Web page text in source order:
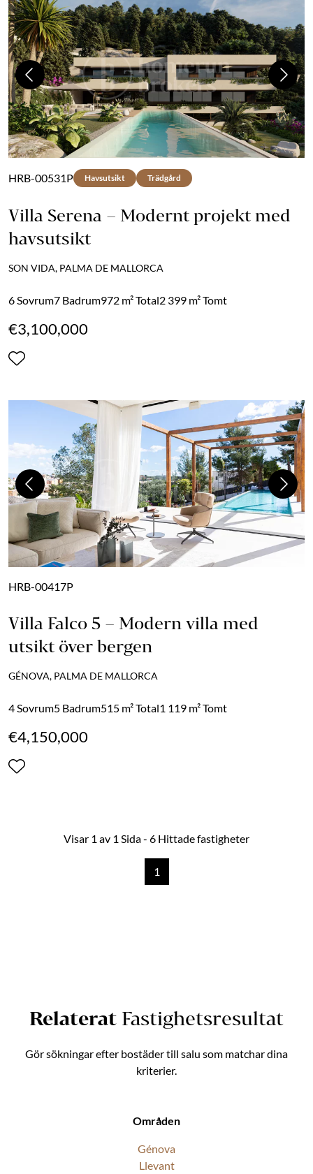
Previous Next
HRB-00531P Havsutsikt Trädgård
Villa Serena – Modernt projekt med
havsutsikt
SON VIDA, PALMA DE MALLORCA
6 Sovrum7 Badrum972 m² Total2 399 m² Tomt
€3,100,000
Previous Next
HRB-00417P
Villa Falco 5 – Modern villa med
utsikt över bergen
GÉNOVA, PALMA DE MALLORCA
4 Sovrum5 Badrum515 m² Total1 119 m² Tomt
€4,150,000
Visar 1 av 1 Sida - 6 Hittade fastigheter
1
Relaterat Fastighetsresultat
Gör sökningar efter bostäder till salu som matchar dina
kriterier.
Områden
Génova
Llevant